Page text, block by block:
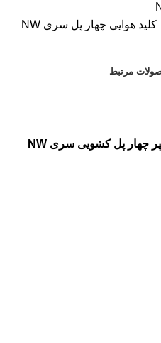
کلید هوایی چهار پل سری NW
مرتبط
کلید هوایی اشنایدر الکتریک 800 آمپر چهار پل کشویی سری NW